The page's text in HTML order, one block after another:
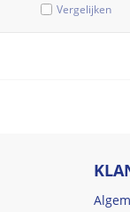
Vergelijken